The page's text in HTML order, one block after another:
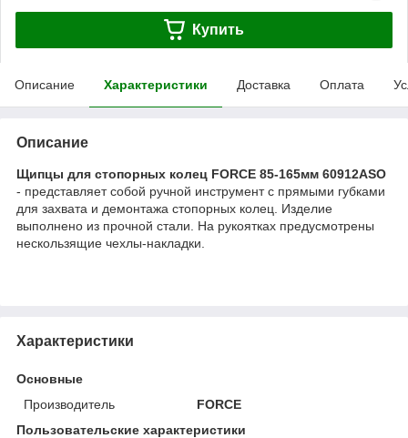
Купить
Описание Характеристики Доставка Оплата
Описание
Щипцы для стопорных колец FORCE 85-165мм 60912ASO
- представляет собой ручной инструмент с прямыми губками
для захвата и демонтажа стопорных колец. Изделие
выполнено из прочной стали. На рукоятках предусмотрены
нескользящие чехлы-накладки.
Характеристики
Основные
Производитель
FORCE
Пользовательские характеристики